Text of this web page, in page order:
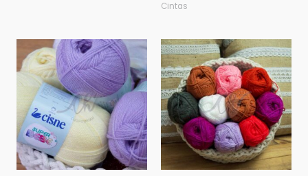
Cintas
Rango
de
precios:
desde
$0.00
hasta
$16,060.00
Rango
de
precios:
desde
$0.00
hasta
$14,600.00